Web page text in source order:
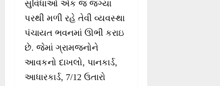
સુવિધાઓ એક જ જગ્યા
પરથી મળી રહે તેવી વ્યવસ્થા
પંચાયત ભવનમાં ઊભી કરાઇ
છે. જેમાં ગ્રામજનોને
આવકનો દાખલો, પાનકાર્ડ,
આધારકાર્ડ, 7/12 ઉતારો